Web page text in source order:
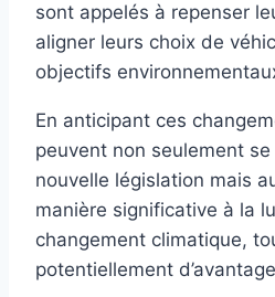
sont appelés à repenser
aligner leurs choix de
objectifs
En anticipant ces
peuvent non seulement
nouvelle législation mais
manière significative à la
changement climatique,
potentiellement